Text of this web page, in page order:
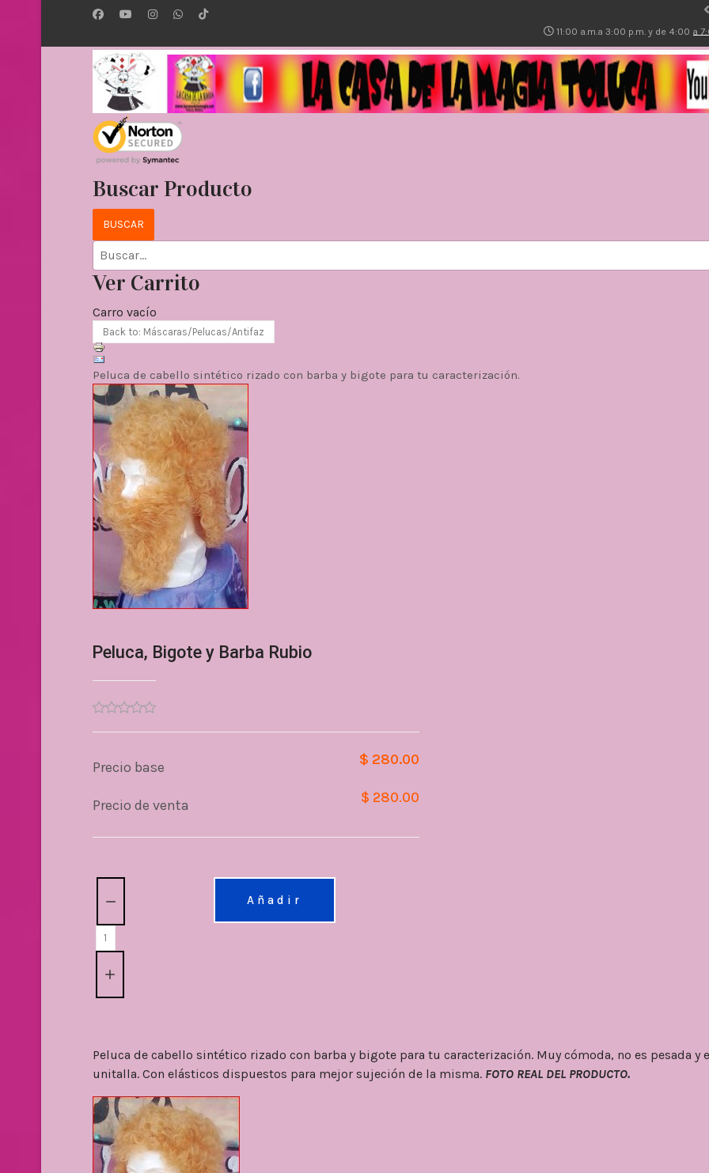
11:00 a.m.a 3:00 p.m. y de 4:00 a
Buscar Producto
Ver Carrito
Carro vacío
Back to: Máscaras/Pelucas/Antifaz
Peluca de cabello sintético rizado con barba y bigote para tu caracterización.
Peluca, Bigote y Barba Rubio
Precio base $ 280.00
Precio de venta $ 280.00
Añadir
Peluca de cabello sintético rizado con barba y bigote para tu caracterización. Muy cómoda, no es pesada y
unitalla. Con elásticos dispuestos para mejor sujeción de la misma. FOTO REAL DEL PRODUCTO.